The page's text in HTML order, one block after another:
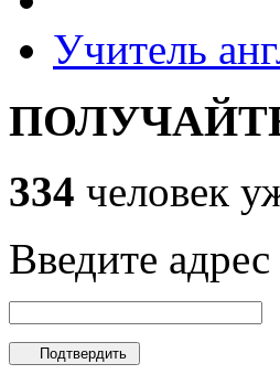
Учитель
334 человек
Введите